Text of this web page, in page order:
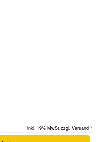
inkl. 19% MwSt.zzgl. Versand *